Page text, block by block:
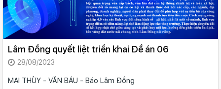
Lâm Đồng quyết liệt triển khai Đề án 06
28/08/2023
MAI THÙY - VĂN BÁU - Báo Lâm Đồng